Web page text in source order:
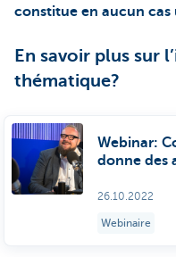
constitue en aucun cas
En savoir plus sur
thématique?
Webinar:
donne des
26.10.2022
Webinaire